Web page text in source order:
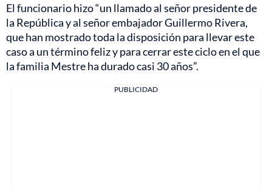
El funcionario hizo “un llamado al señor presidente de
la República y al señor embajador Guillermo Rivera,
que han mostrado toda la disposición para llevar este
caso a un término feliz y para cerrar este ciclo en el que
la familia Mestre ha durado casi 30 años”.
PUBLICIDAD